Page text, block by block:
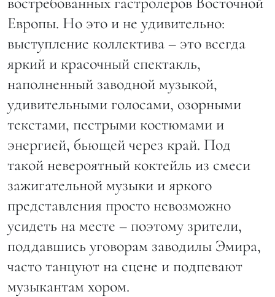
Европы. Но это и не удивительно:
выступление коллектива – это всегда
яркий и красочный спектакль,
наполненный заводной музыкой,
удивительными голосами, озорными
текстами, пестрыми костюмами и
энергией, бьющей через край. Под
такой невероятный коктейль из смеси
зажигательной музыки и яркого
представления просто невозможно
усидеть на месте – поэтому зрители,
поддавшись уговорам заводилы Эмира,
часто танцуют на сцене и подпевают
музыкантам хором.